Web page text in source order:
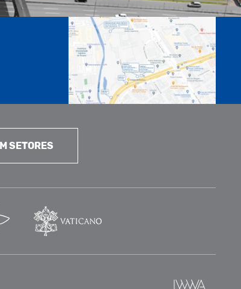
SETORES